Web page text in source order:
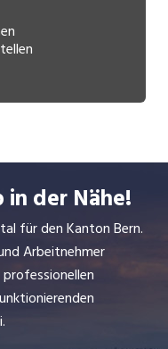
in der Nähe!
für den Kanton Bern.
Arbeitnehmer